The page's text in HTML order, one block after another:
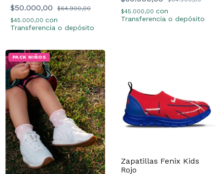
$50.000,00
$64.900,00
$45.000,00 con
Transferencia o depósito
$45.000,00 con
Transferencia o depósito
PACK NIÑOS
Zapatillas Fenix Kids
Rojo